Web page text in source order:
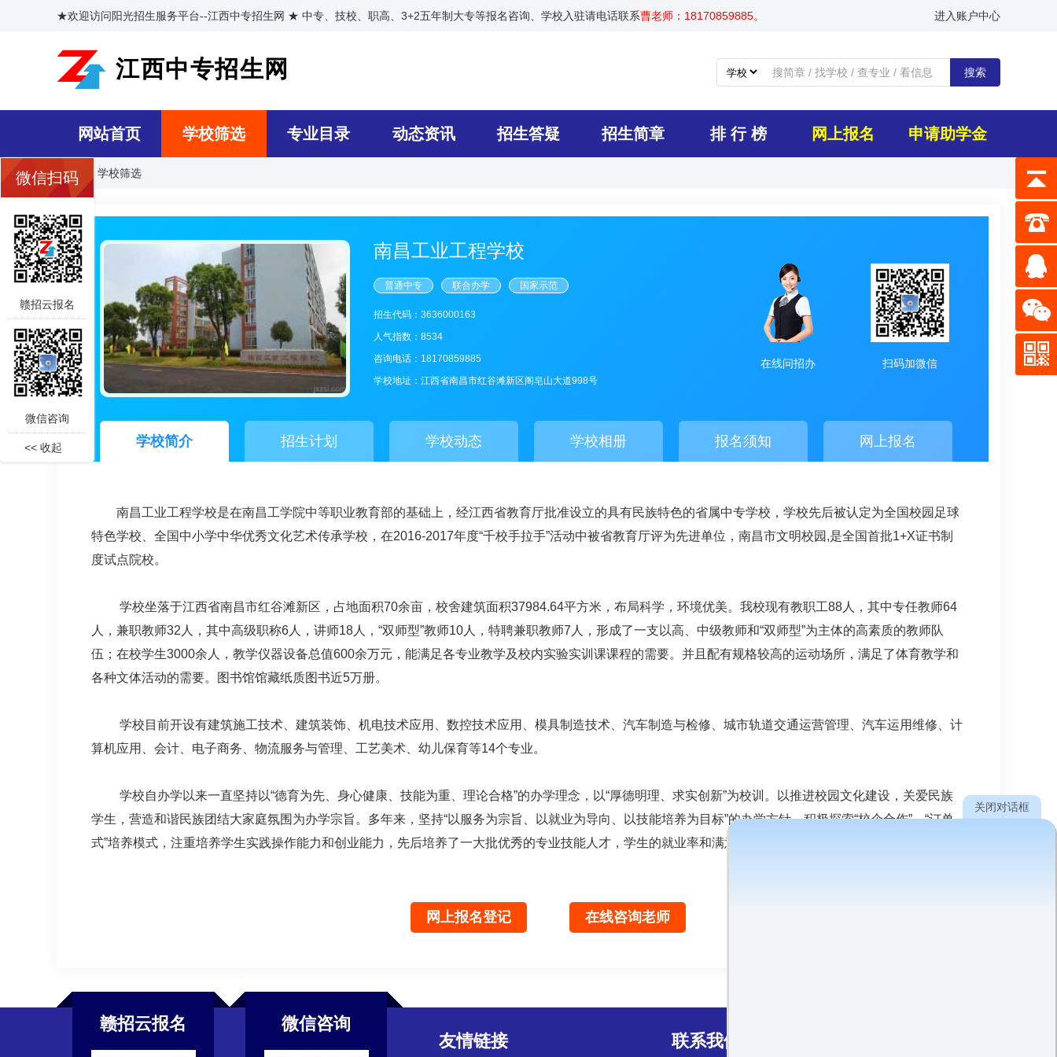
★欢迎访问阳光招生服务平台--江西中专招生网 ★ 中专、技校、职高、3+2五年制大专等报名咨询、学校入驻请电话联系曹老师：18170859885。 进入账户中心
江西中专招生网 搜索
网站首页 学校筛选 专业目录 动态资讯 招生答疑 招生简章 排 行 榜 网上报名 申请助学金
首页 学校筛选
南昌工业工程学校
普通中专 联合办学 国家示范
招生代码：3636000163
人气指数：8534
咨询电话：18170859885
学校地址：江西省南昌市红谷滩新区阁皂山大道998号
在线问招办 扫码加微信
学校简介 招生计划 学校动态 学校相册 报名须知 网上报名
南昌工业工程学校是在南昌工学院中等职业教育部的基础上，经江西省教育厅批准设立的具有民族特色的省属中专学校，学校先后被认定为全国校园足球
特色学校、全国中小学中华优秀文化艺术传承学校，在2016-2017年度“千校手拉手”活动中被省教育厅评为先进单位，南昌市文明校园,是全国首批1+X证书制
度试点院校。
学校坐落于江西省南昌市红谷滩新区，占地面积70余亩，校舍建筑面积37984.64平方米，布局科学，环境优美。我校现有教职工88人，其中专任教师64
人，兼职教师32人，其中高级职称6人，讲师18人，“双师型”教师10人，特聘兼职教师7人，形成了一支以高、中级教师和“双师型”为主体的高素质的教师队
伍；在校学生3000余人，教学仪器设备总值600余万元，能满足各专业教学及校内实验实训课课程的需要。并且配有规格较高的运动场所，满足了体育教学和
各种文体活动的需要。图书馆馆藏纸质图书近5万册。
学校目前开设有建筑施工技术、建筑装饰、机电技术应用、数控技术应用、模具制造技术、汽车制造与检修、城市轨道交通运营管理、汽车运用维修、计
算机应用、会计、电子商务、物流服务与管理、工艺美术、幼儿保育等14个专业。
学校自办学以来一直坚持以“德育为先、身心健康、技能为重、理论合格”的办学理念，以“厚德明理、求实创新”为校训。以推进校园文化建设，关爱民族
学生，营造和谐民族团结大家庭氛围为办学宗旨。多年来，坚持“以服务为宗旨、以就业为导向、以技能培养为目标”的办学方针，积极探索“校企合作”、“订单
式”培养模式，注重培养学生实践操作能力和创业能力，先后培养了一大批优秀的专业技能人才，学生的就业率和满意率均达到92％。
网上报名登记 在线咨询老师
赣招云报名
微信咨询
友情链接
联系我们：
微信扫码
赣招云报名
微信咨询
<< 收起
关闭对话框